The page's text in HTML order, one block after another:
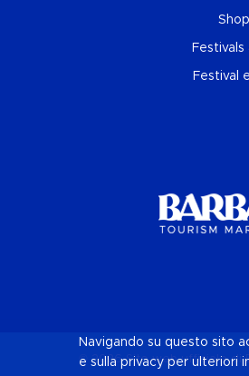
Festivals
Festival
© 2026 Sito web ufficiale di
Navigando su questo sito
e sulla privacy per ulteriori